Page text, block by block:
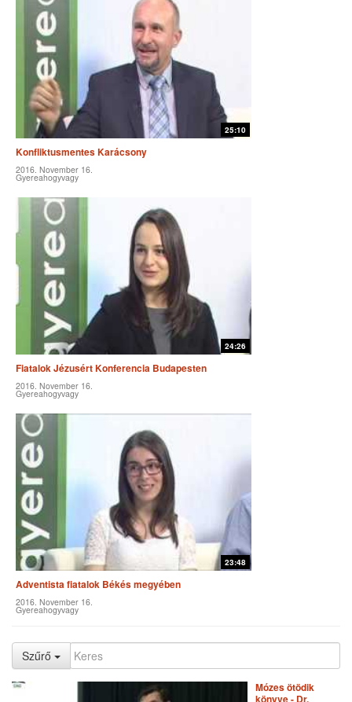
25:10
Konfliktusmentes Karácsony
2016. November 16.
Gyereahogyvagy
24:26
Fiatalok Jézusért Konferencia Budapesten
2016. November 16.
Gyereahogyvagy
23:48
Adventista fiatalok Békés megyében
2016. November 16.
Gyereahogyvagy
Szűrő
Mózes ötödik
könyve - Dr.